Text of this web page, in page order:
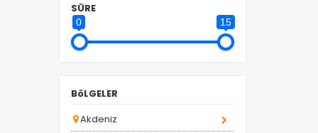
H. Gap - Doğu Anadolu Turları
H. Karadeniz Turları
KASIM ARA TATİL
SÜRE
0 15
BöLGELER
Akdeniz